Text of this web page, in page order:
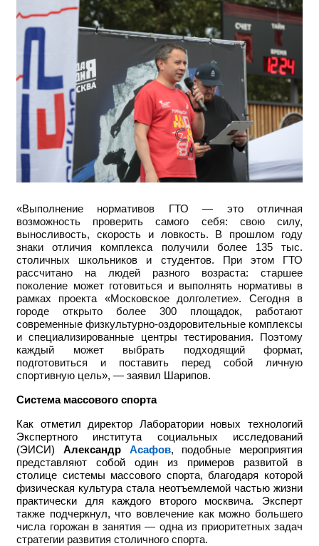
«Выполнение нормативов ГТО — это отличная
возможность проверить самого себя: свою силу,
выносливость, скорость и ловкость. В прошлом году
знаки отличия комплекса получили более 135 тыс.
столичных школьников и студентов. При этом ГТО
рассчитано на людей разного возраста: старшее
поколение может готовиться и выполнять нормативы в
рамках проекта «Московское долголетие». Сегодня в
городе открыто более 300 площадок, работают
современные физкультурно-оздоровительные комплексы
и специализированные центры тестирования. Поэтому
каждый может выбрать подходящий формат,
подготовиться и поставить перед собой личную
спортивную цель», — заявил Шарипов.
Система массового спорта
Как отметил директор Лаборатории новых технологий
Экспертного института социальных исследований
(ЭИСИ) Александр Асафов, подобные мероприятия
представляют собой один из примеров развитой в
столице системы массового спорта, благодаря которой
физическая культура стала неотъемлемой частью жизни
практически для каждого второго москвича. Эксперт
также подчеркнул, что вовлечение как можно большего
числа горожан в занятия — одна из приоритетных задач
стратегии развития столичного спорта.